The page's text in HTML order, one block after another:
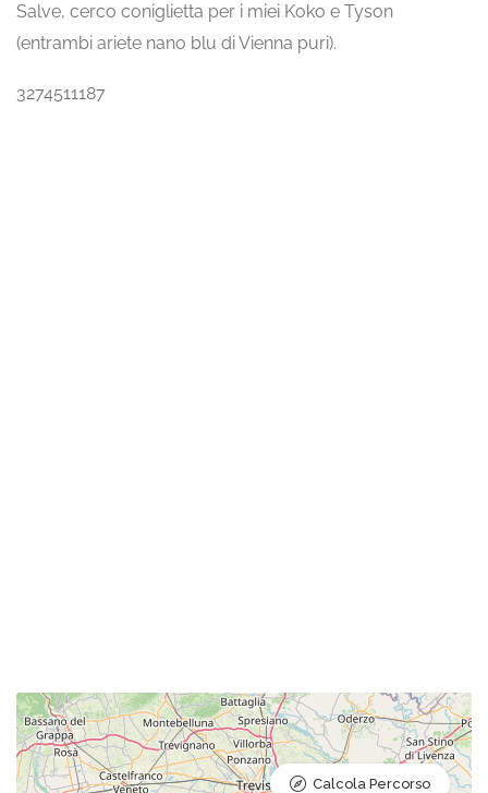
Salve, cerco coniglietta per i miei Koko e Tyson
(entrambi ariete nano blu di Vienna puri).
3274511187
Calcola Percorso